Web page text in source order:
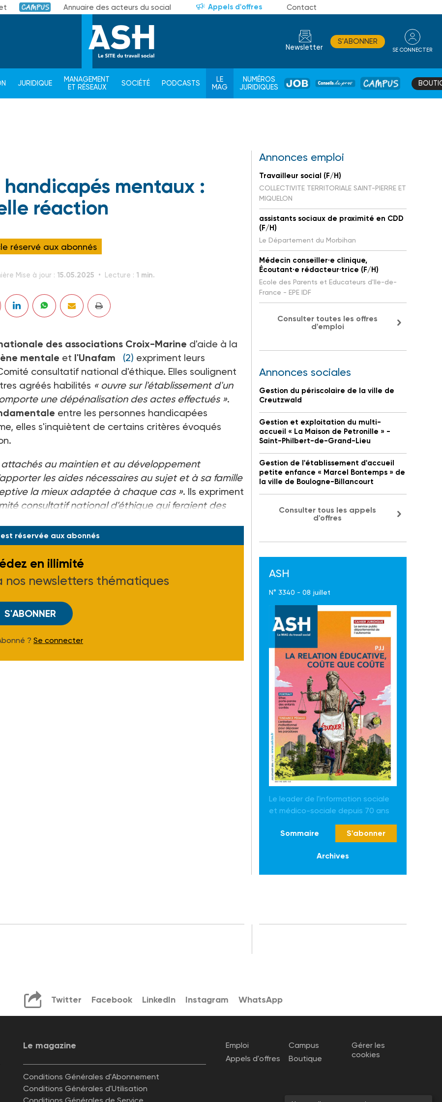
Campus Annuaire des acteurs du social Appels d'offres Contact
Newsletter
S'ABONNER
SE CONNECTER
JURIDIQUE
MANAGEMENT
ET RÉSEAUX
SOCIÉTÉ PODCASTS
LE
MAG
NUMÉROS
JURIDIQUES
JOB
DE
CAMPUS
mentaux :
réaction
réservé aux abonnés
Mise à jour : 15.05.2025 Lecture : 1 min.
des associations Croix-Marine d'aide à la
mentale et l'Unafam (2) expriment leurs
consultatif national d'éthique. Elles soulignent
agréés habilités « ouvre sur l'établissement d'un
une dépénalisation des actes effectués ».
entre les personnes handicapées
elles s'inquiètent de certains critères évoqués
attachés au maintien et au développement
les aides nécessaires au sujet et à sa famille
la mieux adaptée à chaque cas ». Ils expriment
consultatif national d'éthique qui feraient des
réservée aux abonnés
en illimité
nos newsletters thématiques
S'ABONNER
? Se connecter
Annonces emploi
Travailleur social (F/H)
COLLECTIVITE TERRITORIALE SAINT-PIERRE ET
MIQUELON
assistants sociaux de proximité en CDD
(F/H)
Le Département du Morbihan
Médecin conseiller·e clinique,
Écoutant·e rédacteur·trice (F/H)
Ecole des Parents et Educateurs d'Ile-de-
France - EPE IDF
Consulter toutes les offres
d'emploi
Annonces sociales
Gestion du périscolaire de la ville de
Creutzwald
Gestion et exploitation du multi-
accueil « La Maison de Petronille » -
Saint-Philbert-de-Grand-Lieu
Gestion de l'établissement d'accueil
petite enfance « Marcel Bontemps » de
la ville de Boulogne-Billancourt
Consulter tous les appels
d'offres
ASH
N° 3340 - 08 juillet
Le leader de l'information sociale
et médico-sociale depuis 70 ans
Sommaire S'abonner
Archives
Twitter Facebook LinkedIn Instagram WhatsApp
Le magazine
Conditions Générales d'Abonnement
Conditions Générales d'Utilisation
Emploi
Appels d'offres
Campus
Boutique
Gérer les
cookies